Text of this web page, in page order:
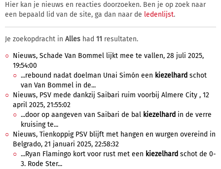
Hier kan je nieuws en reacties doorzoeken. Ben je op zoek naar
een bepaald lid van de site, ga dan naar de ledenlijst.
Je zoekopdracht in Alles had 11 resultaten.
Nieuws, Schade Van Bommel lijkt mee te vallen, 28 juli 2025,
19:54:00
...rebound nadat doelman Unai Simón een kiezelhard schot
van Van Bommel in de...
Nieuws, PSV mede dankzij Saibari ruim voorbij Almere City , 12
april 2025, 21:55:02
...door op aangeven van Saibari de bal kiezelhard in de verre
kruising te...
Nieuws, Tienkoppig PSV blijft met hangen en wurgen overeind in
Belgrado, 21 januari 2025, 22:58:32
...Ryan Flamingo kort voor rust met een kiezelhard schot de 0-
3. Rode Ster...